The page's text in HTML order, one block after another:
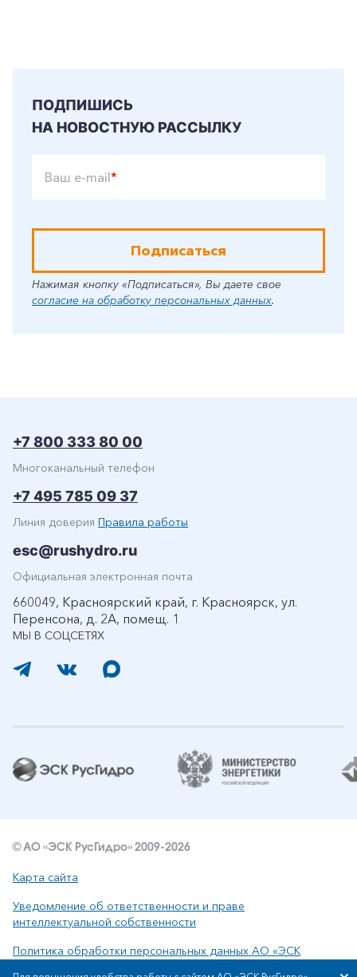
ПОДПИШИСЬ
НА НОВОСТНУЮ РАССЫЛКУ
Ваш e-mail*
Подписаться
Нажимая кнопку «Подписаться», Вы даете свое
согласие на обработку персональных данных.
МЫ В СОЦСЕТЯХ
+7 800 333 80 00
Многоканальный телефон
+7 495 785 09 37
Линия доверия Правила работы
esc@rushydro.ru
Официальная электронная почта
660049, Красноярский край, г. Красноярск, ул.
Перенсона, д. 2А, помещ. 1
© АО «ЭСК РусГидро» 2009-2026
Карта сайта
Уведомление об ответственности и праве
интеллектуальной собственности
Политика обработки персональных данных АО «ЭСК